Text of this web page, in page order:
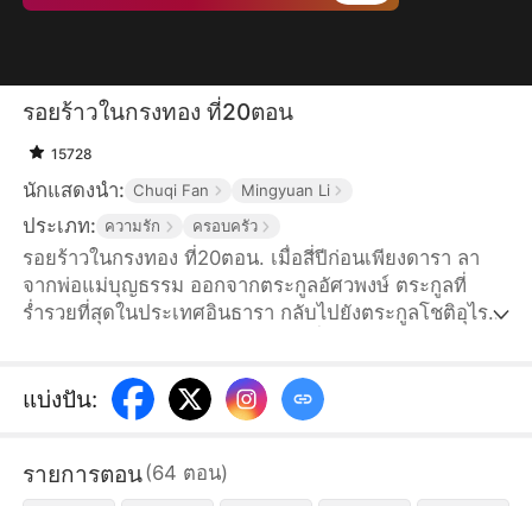
รอยร้าวในกรงทอง ที่20ตอน
15728
นักแสดงนำ: Chuqi Fan Mingyuan Li
ประเภท: ความรัก ครอบครัว
รอยร้าวในกรงทอง ที่20ตอน. เมื่อสี่ปีก่อนเพียงดารา ลา
จากพ่อแม่บุญธรรม ออกจากตระกูลอัศวพงษ์ ตระกูลที่
ร่ำรวยที่สุดในประเทศอินธารา กลับไปยังตระกูลโชติอุไร
กลับให้ความสำคัญแค่กับน้องสาวบุญธรรม พรพระจันทร์
ไม่สนใจและเมินเฉยเธอ แถมเธอยังถูกพรพระจันทร์ใส่ร้าย
สามปีในคุกเพื่อชดใช้บุญคุณที่ให้กำเนิดเธอ...
แบ่งปัน:
รายการตอน(64 ตอน)